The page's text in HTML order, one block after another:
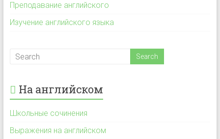
Преподавание английского
Изучение английского языка
На английском
Школьные сочинения
Выражения на английском